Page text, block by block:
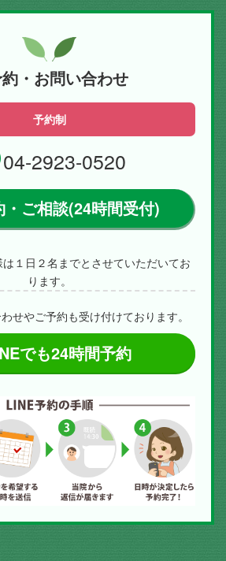
・お問い合わせ
予約制
04-2923-0520
・ご相談(24時間受付)
１日２名までとさせていただいてお
ります。
せやご予約も受け付けております。
でも24時間予約